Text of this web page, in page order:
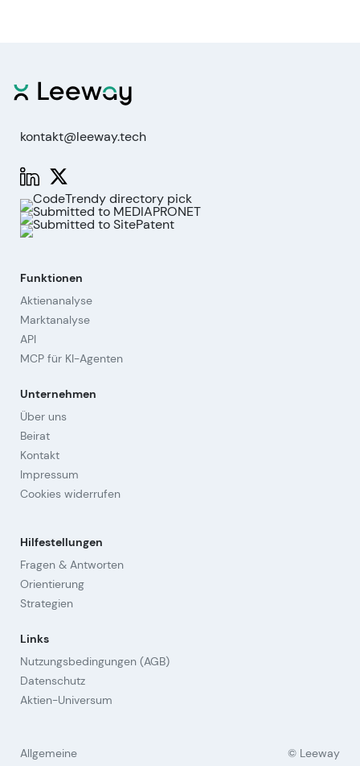
kontakt@leeway.tech
Funktionen
Aktienanalyse
Marktanalyse
API
MCP für KI-Agenten
Unternehmen
Über uns
Beirat
Kontakt
Impressum
Cookies widerrufen
Hilfestellungen
Fragen & Antworten
Orientierung
Strategien
Links
Nutzungsbedingungen (AGB)
Datenschutz
Aktien-Universum
Allgemeine
© Leeway